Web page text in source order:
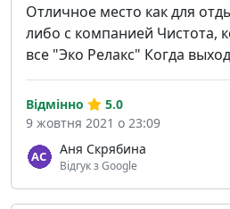
Отличное место как для
либо с компанией Чистота,
все "Эко Релакс" Когда
Аня Скрябина
Відгук з Google
Відмінно
5.0
9 жовтня 2021 о 23:09